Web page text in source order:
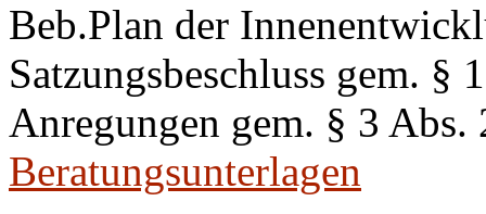
Beb.Plan der
Satzungsbeschluss gem.
Anregungen gem. § 3 Abs.
Beratungsunterlagen